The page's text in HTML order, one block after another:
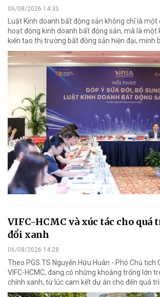
06/08/2026 14:35
Luật Kinh doanh bất động sản không chỉ là một
hoạt động kinh doanh bất động sản, mà là một
kiến tạo thị trường bất động sản hiện đại, minh
VIFC-HCMC và xúc tác cho quá
đổi xanh
06/08/2026 14:28
Theo PGS.TS Nguyễn Hữu Huân - Phó Chủ tịch
VIFC-HCMC, đang có những khoảng trống lớn
chính xanh, từ lúc cam kết dự án cho đến quá